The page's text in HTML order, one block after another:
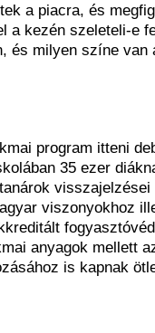
a piacra, és
a kezén szeleteli-e
és milyen színe van
program itteni
35 ezer
visszajelzései
viszonyokhoz
anyagok mellett
is kapnak